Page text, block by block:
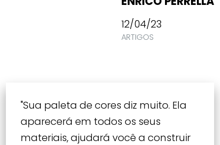
12/04/23
ARTIGOS
"Sua paleta de cores diz muito. Ela
aparecerá em todos os seus
materiais, ajudará você a construir